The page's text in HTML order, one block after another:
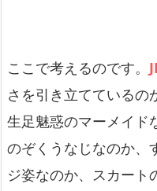
ここで考えるのです。
さを引き立てているの
生足魅惑のマーメイド
のぞくうなじなのか、
ジ姿なのか、スカート